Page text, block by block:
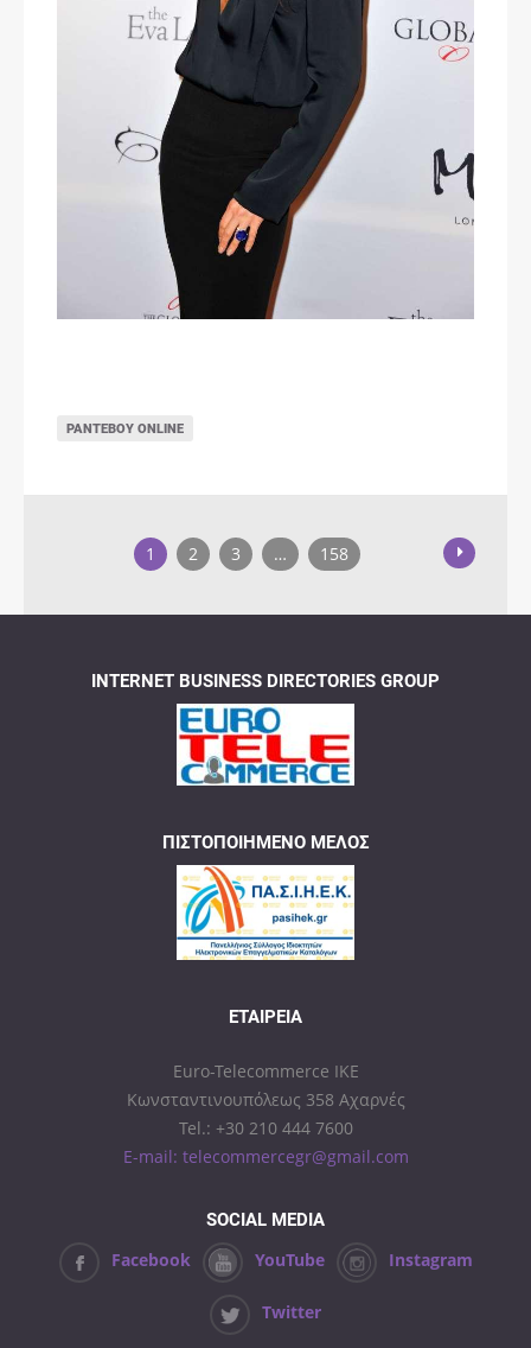
ΡΑΝΤΕΒΟΎ ONLINE
1 2 3 … 158
INTERNET BUSINESS DIRECTORIES GROUP
ΠΙΣΤΟΠΟΙΗΜΈΝΟ ΜΈΛΟΣ
ΕΤΑΙΡΕΊΑ
Euro-Telecommerce IKE
Κωνσταντινουπόλεως 358 Αχαρνές
Tel.: +30 210 444 7600
E-mail: telecommercegr@gmail.com
SOCIAL MEDIA
Facebook YouTube Instagram
Twitter